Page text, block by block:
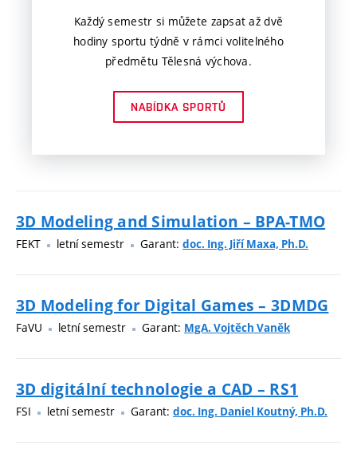
Každý semestr si můžete zapsat až dvě
hodiny sportu týdně v rámci volitelného
předmětu Tělesná výchova.
NABÍDKA SPORTŮ
3D Modeling and Simulation – BPA-TMO
FEKT letní semestr Garant: doc. Ing. Jiří Maxa, Ph.D.
3D Modeling for Digital Games – 3DMDG
FaVU letní semestr Garant: MgA. Vojtěch Vaněk
3D digitální technologie a CAD – RS1
FSI letní semestr Garant: doc. Ing. Daniel Koutný, Ph.D.